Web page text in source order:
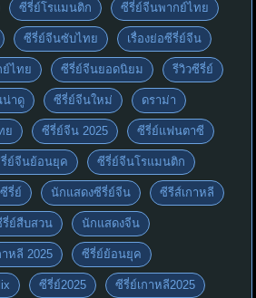
ซีรี่ย์โรแมนติก ซีรี่ย์จีนพากย์ไทย
ซีรี่ย์จีนซับไทย เรื่องย่อซีรี่ย์จีน
ไทย ซีรี่ย์จีนยอดนิยม รีวิวซีรี่ย์
น่าดู ซีรี่ย์จีนใหม่ ดราม่า
ย ซีรี่ย์จีน 2025 ซีรี่ย์แฟนตาซี
ย์จีนย้อนยุค ซีรี่ย์จีนโรแมนติก
รี่ย์ นักแสดงซีรี่ย์จีน ซีรีส์เกาหลี
ย์สืบสวน นักแสดงจีน
หลี 2025 ซีรี่ย์ย้อนยุค
ซีรี่ย์2025 ซีรี่ย์เกาหลี2025